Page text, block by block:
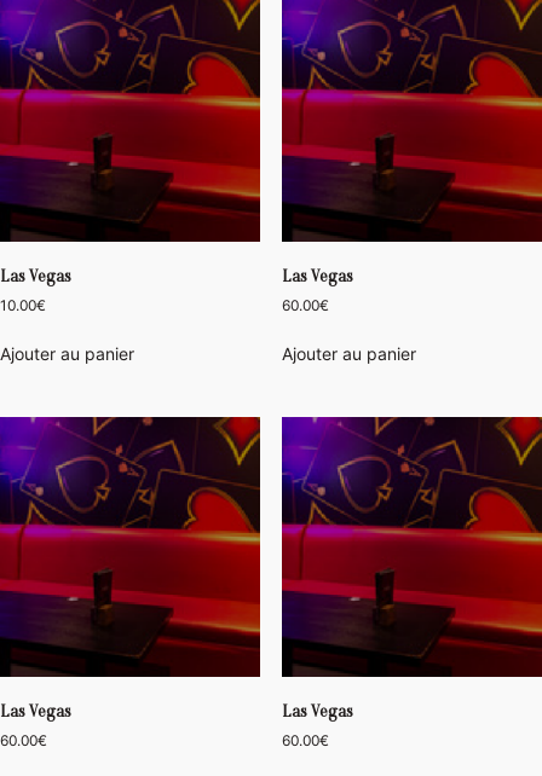
Las Vegas
10.00€
Ajouter au panier
Las Vegas
60.00€
Ajouter au panier
Las Vegas
60.00€
Las Vegas
60.00€